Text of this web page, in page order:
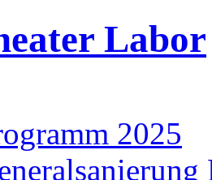
Labor
2025